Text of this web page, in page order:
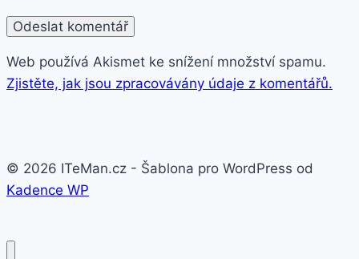
Web používá Akismet ke snížení množství spamu.
Zjistěte, jak jsou zpracovávány údaje z komentářů.
© 2026 ITeMan.cz - Šablona pro WordPress od
Kadence WP